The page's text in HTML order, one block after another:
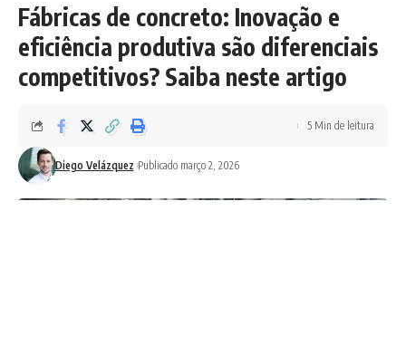
Fábricas de concreto: Inovação e
eficiência produtiva são diferenciais
competitivos? Saiba neste artigo
Diego Velázquez Publicado março 2, 2026
5 Min de leitura